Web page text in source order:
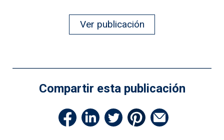
Ver publicación
Compartir esta publicación